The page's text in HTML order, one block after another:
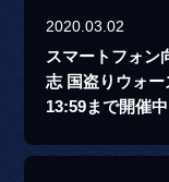
2020.03.02
スマートフォン
志 国盗りウォー
13:59まで開催中